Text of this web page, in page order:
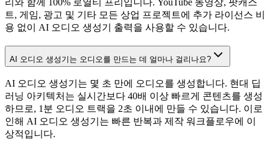
리와 함께 100% 로열티 프리입니다. YouTube 동영상, 팟캐스
트, 게임, 광고 및 기타 모든 상업 프로젝트에 추가 라이선스 비
용 없이 AI 오디오 생성기 출력을 사용할 수 있습니다.
AI 오디오 생성기는 오디오를 만드는 데 얼마나 걸리나요?
AI 오디오 생성기는 몇 초 만에 오디오를 생성합니다. 현대 딥
러닝 아키텍처는 실시간보다 40배 이상 빠르게 콘텐츠를 생성
하므로, 1분 오디오 트랙을 2초 이내에 만들 수 있습니다. 이로
인해 AI 오디오 생성기는 빠른 반복과 제작 워크플로우에 이
상적입니다.